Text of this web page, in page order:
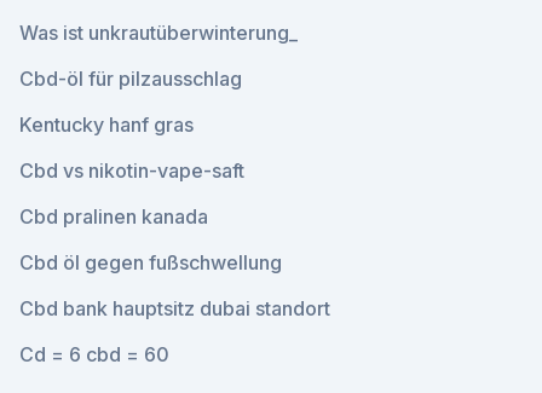
Was ist unkrautüberwinterung_
Cbd-öl für pilzausschlag
Kentucky hanf gras
Cbd vs nikotin-vape-saft
Cbd pralinen kanada
Cbd öl gegen fußschwellung
Cbd bank hauptsitz dubai standort
Cd = 6 cbd = 60